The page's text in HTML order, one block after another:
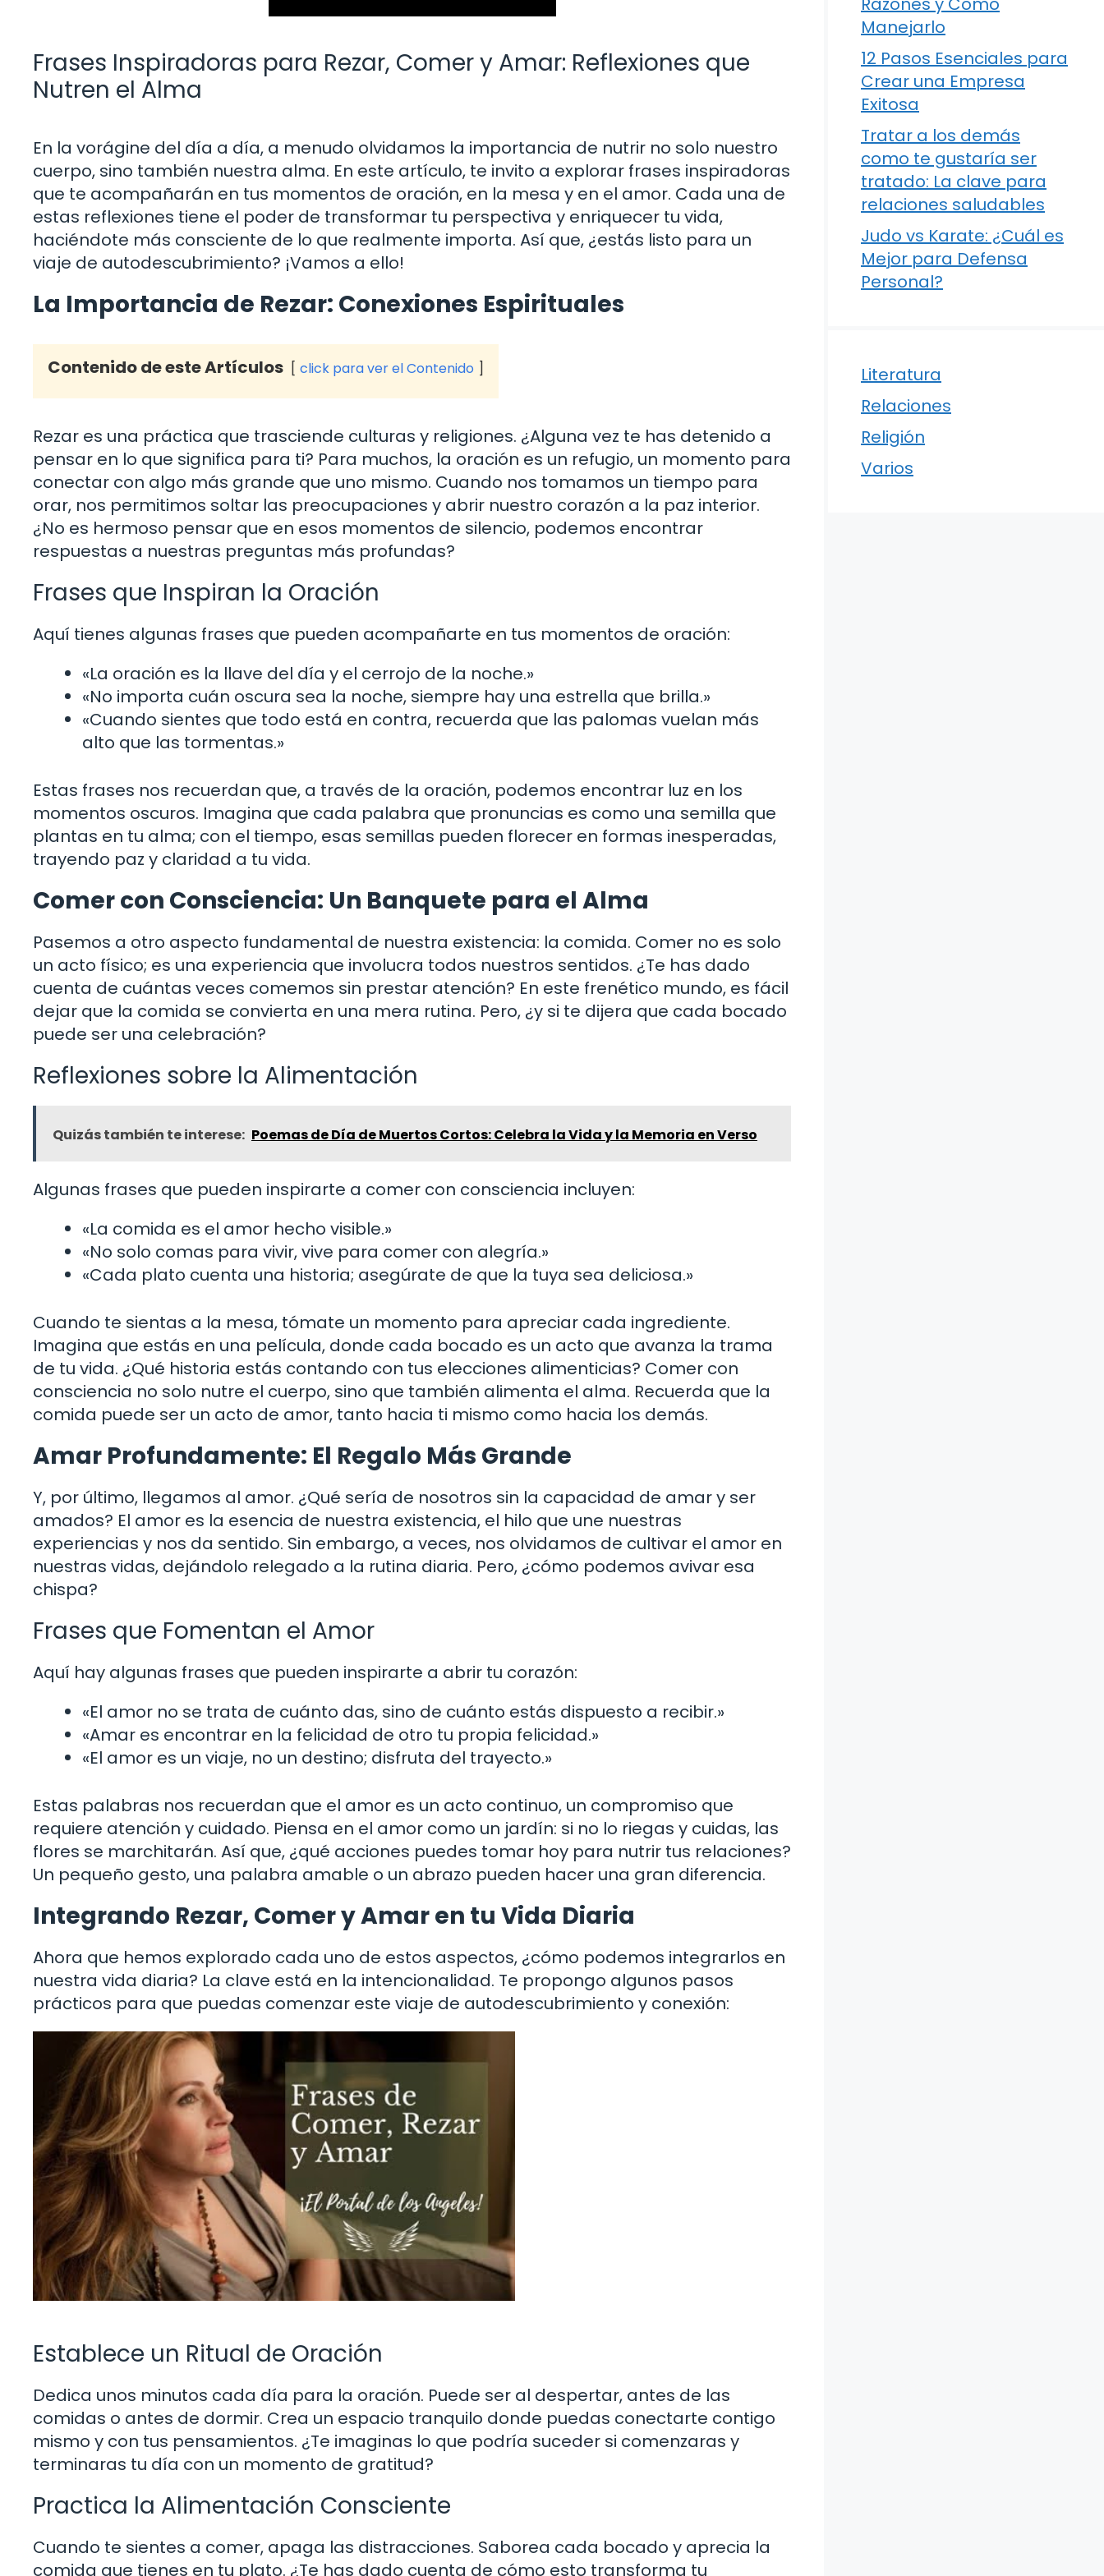
Frases Inspiradoras para Rezar, Comer y Amar: Reflexiones que
Nutren el Alma
En la vorágine del día a día, a menudo olvidamos la importancia de nutrir no solo nuestro
cuerpo, sino también nuestra alma. En este artículo, te invito a explorar frases inspiradoras
que te acompañarán en tus momentos de oración, en la mesa y en el amor. Cada una de
estas reflexiones tiene el poder de transformar tu perspectiva y enriquecer tu vida,
haciéndote más consciente de lo que realmente importa. Así que, ¿estás listo para un
viaje de autodescubrimiento? ¡Vamos a ello!
La Importancia de Rezar: Conexiones Espirituales
Contenido de este Artículos click para ver el Contenido
Rezar es una práctica que trasciende culturas y religiones. ¿Alguna vez te has detenido a
pensar en lo que significa para ti? Para muchos, la oración es un refugio, un momento para
conectar con algo más grande que uno mismo. Cuando nos tomamos un tiempo para
orar, nos permitimos soltar las preocupaciones y abrir nuestro corazón a la paz interior.
¿No es hermoso pensar que en esos momentos de silencio, podemos encontrar
respuestas a nuestras preguntas más profundas?
Frases que Inspiran la Oración
Aquí tienes algunas frases que pueden acompañarte en tus momentos de oración:
«La oración es la llave del día y el cerrojo de la noche.»
«No importa cuán oscura sea la noche, siempre hay una estrella que brilla.»
«Cuando sientes que todo está en contra, recuerda que las palomas vuelan más
alto que las tormentas.»
Estas frases nos recuerdan que, a través de la oración, podemos encontrar luz en los
momentos oscuros. Imagina que cada palabra que pronuncias es como una semilla que
plantas en tu alma; con el tiempo, esas semillas pueden florecer en formas inesperadas,
trayendo paz y claridad a tu vida.
Comer con Consciencia: Un Banquete para el Alma
Pasemos a otro aspecto fundamental de nuestra existencia: la comida. Comer no es solo
un acto físico; es una experiencia que involucra todos nuestros sentidos. ¿Te has dado
cuenta de cuántas veces comemos sin prestar atención? En este frenético mundo, es fácil
dejar que la comida se convierta en una mera rutina. Pero, ¿y si te dijera que cada bocado
puede ser una celebración?
Reflexiones sobre la Alimentación
Quizás también te interese: Poemas de Día de Muertos Cortos: Celebra la Vida y la Memoria en Verso
Algunas frases que pueden inspirarte a comer con consciencia incluyen:
«La comida es el amor hecho visible.»
«No solo comas para vivir, vive para comer con alegría.»
«Cada plato cuenta una historia; asegúrate de que la tuya sea deliciosa.»
Cuando te sientas a la mesa, tómate un momento para apreciar cada ingrediente.
Imagina que estás en una película, donde cada bocado es un acto que avanza la trama
de tu vida. ¿Qué historia estás contando con tus elecciones alimenticias? Comer con
consciencia no solo nutre el cuerpo, sino que también alimenta el alma. Recuerda que la
comida puede ser un acto de amor, tanto hacia ti mismo como hacia los demás.
Amar Profundamente: El Regalo Más Grande
Y, por último, llegamos al amor. ¿Qué sería de nosotros sin la capacidad de amar y ser
amados? El amor es la esencia de nuestra existencia, el hilo que une nuestras
experiencias y nos da sentido. Sin embargo, a veces, nos olvidamos de cultivar el amor en
nuestras vidas, dejándolo relegado a la rutina diaria. Pero, ¿cómo podemos avivar esa
chispa?
Frases que Fomentan el Amor
Aquí hay algunas frases que pueden inspirarte a abrir tu corazón:
«El amor no se trata de cuánto das, sino de cuánto estás dispuesto a recibir.»
«Amar es encontrar en la felicidad de otro tu propia felicidad.»
«El amor es un viaje, no un destino; disfruta del trayecto.»
Estas palabras nos recuerdan que el amor es un acto continuo, un compromiso que
requiere atención y cuidado. Piensa en el amor como un jardín: si no lo riegas y cuidas, las
flores se marchitarán. Así que, ¿qué acciones puedes tomar hoy para nutrir tus relaciones?
Un pequeño gesto, una palabra amable o un abrazo pueden hacer una gran diferencia.
Integrando Rezar, Comer y Amar en tu Vida Diaria
Ahora que hemos explorado cada uno de estos aspectos, ¿cómo podemos integrarlos en
nuestra vida diaria? La clave está en la intencionalidad. Te propongo algunos pasos
prácticos para que puedas comenzar este viaje de autodescubrimiento y conexión:
Establece un Ritual de Oración
Dedica unos minutos cada día para la oración. Puede ser al despertar, antes de las
comidas o antes de dormir. Crea un espacio tranquilo donde puedas conectarte contigo
mismo y con tus pensamientos. ¿Te imaginas lo que podría suceder si comenzaras y
terminaras tu día con un momento de gratitud?
Practica la Alimentación Consciente
Cuando te sientes a comer, apaga las distracciones. Saborea cada bocado y aprecia la
comida que tienes en tu plato. ¿Te has dado cuenta de cómo esto transforma tu
Manejarlo
12 Pasos Esenciales para
Crear una Empresa
Exitosa
Tratar a los demás
como te gustaría ser
tratado: La clave para
relaciones saludables
Judo vs Karate: ¿Cuál es
Mejor para Defensa
Personal?
Literatura
Relaciones
Religión
Varios